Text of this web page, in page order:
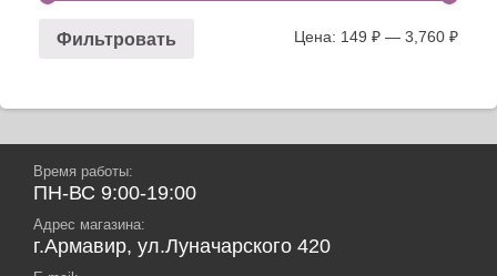
Фильтровать Цена: 149 ₽ — 3,760 ₽
Время работы:
ПН-ВС 9:00-19:00
Адрес магазина:
г.Армавир, ул.Луначарского 420